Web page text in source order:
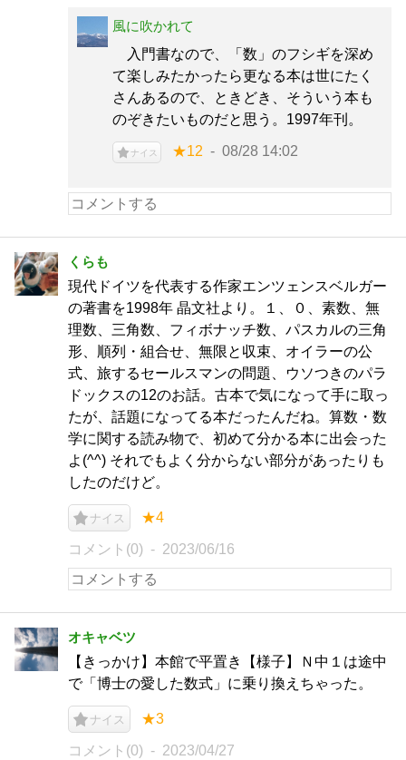
風に吹かれて
入門書なので、「数」のフシギを深め
て楽しみたかったら更なる本は世にたく
さんあるので、ときどき、そういう本も
のぞきたいものだと思う。1997年刊。
ナイス ★12 08/28 14:02
くらも
現代ドイツを代表する作家エンツェンスベルガー
の著書を1998年 晶文社より。１、０、素数、無
理数、三角数、フィボナッチ数、パスカルの三角
形、順列・組合せ、無限と収束、オイラーの公
式、旅するセールスマンの問題、ウソつきのパラ
ドックスの12のお話。古本で気になって手に取っ
たが、話題になってる本だったんだね。算数・数
学に関する読み物で、初めて分かる本に出会った
よ(^^) それでもよく分からない部分があったりも
したのだけど。
ナイス ★4
コメント(0) 2023/06/16
オキャベツ
【きっかけ】本館で平置き【様子】Ｎ中１は途中
で「博士の愛した数式」に乗り換えちゃった。
ナイス ★3
コメント(0) 2023/04/27